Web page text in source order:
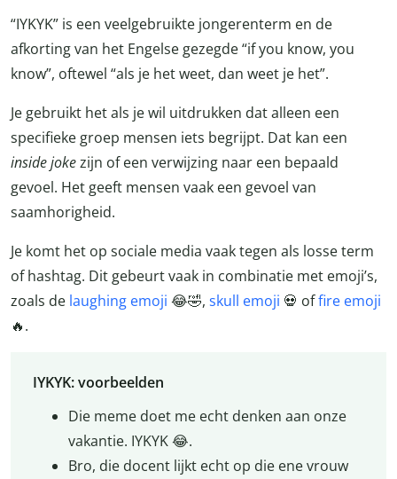
“IYKYK” is een veelgebruikte jongerenterm en de
afkorting van het Engelse gezegde “if you know, you
know”, oftewel “als je het weet, dan weet je het”.
Je gebruikt het als je wil uitdrukken dat alleen een
specifieke groep mensen iets begrijpt. Dat kan een
inside jokezijn of een verwijzing naar een bepaald
gevoel. Het geeft mensen vaak een gevoel van
saamhorigheid.
Je komt het op sociale media vaak tegen als losse term
of hashtag. Dit gebeurt vaak in combinatie met emoji’s,
zoals de laughing emoji 😂🤣, skull emoji 💀 offire emoji
🔥.
IYKYK: voorbeelden
Die meme doet me echt denken aan onze
vakantie. IYKYK 😂.
Bro, die docent lijkt echt op die ene vrouw